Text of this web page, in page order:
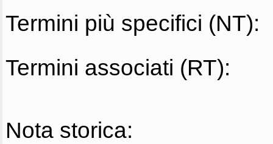
Termini più specifici (NT):
Termini associati (RT):
Nota storica: